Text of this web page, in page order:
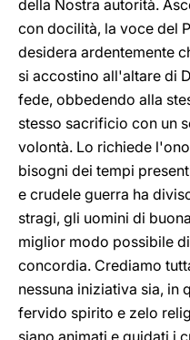
della Nostra autorità.
con docilità, la voce del
desidera ardentemente
si accostino all'altare di
fede, obbedendo alla
stesso sacrificio con un
volontà. Lo richiede
bisogni dei tempi
e crudele guerra ha
stragi, gli uomini di
miglior modo possibile
concordia. Crediamo
nessuna iniziativa sia, in
fervido spirito e zelo
siano animati e guidati i